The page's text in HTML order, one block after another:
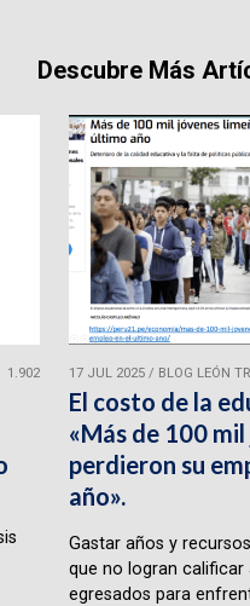
Descubre Más
1.902 17 JUL 2025/ BLOG LEÓN
El costo de la
«Más de 100
perdieron su
año».
Gastar años y
que no logran calificar
egresados para